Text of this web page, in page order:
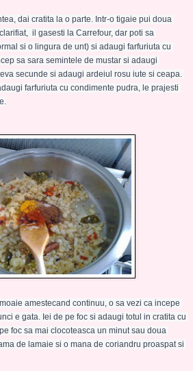
il gasesti la Carrefour, dar poti sa
si o lingura de unt) si adaugi farfuriuta cu
sa sara semintele de mustar si adaugi
secunde si adaugi ardeiul rosu iute si ceapa.
farfuriuta cu condimente pudra, le prajesti
e gata. Iei de pe foc si adaugi totul in cratita cu
foc sa mai clocoteasca un minut sau doua
de lamaie si o mana de coriandru proaspat si